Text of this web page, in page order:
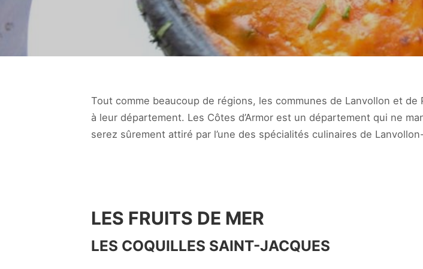
Tout comme beaucoup de régions, les communes de Lanvollon et de
à leur département. Les Côtes d’Armor est un département qui ne
serez sûrement attiré par l’une des spécialités culinaires de
LES FRUITS DE MER
LES COQUILLES SAINT-JACQUES